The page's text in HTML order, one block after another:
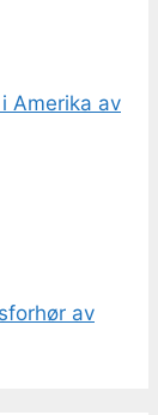
Amerika av
av